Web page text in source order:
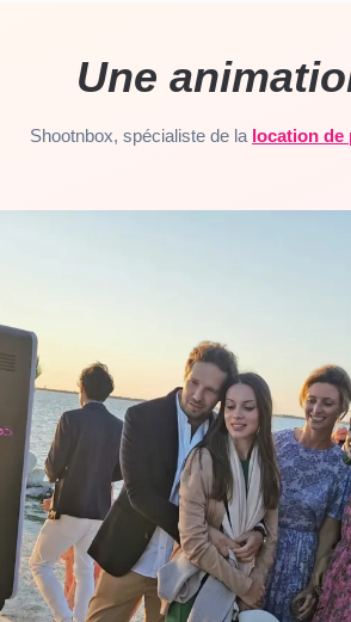
Une
Shootnbox, spécialiste de la location de